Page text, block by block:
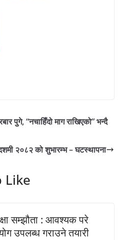
पुगे, “नचाहिँदो माग राखिएको” भन्दै
२०८२ को शुभारम्भ – घटस्थापना
Like
सम्झौता : आवश्यक परे
उपलब्ध गराउने तयारी